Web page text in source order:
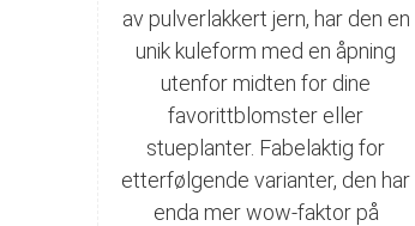
av pulverlakkert jern, har den en
unik kuleform med en åpning
utenfor midten for dine
favorittblomster eller
stueplanter. Fabelaktig for
etterfølgende varianter, den har
enda mer wow-faktor på